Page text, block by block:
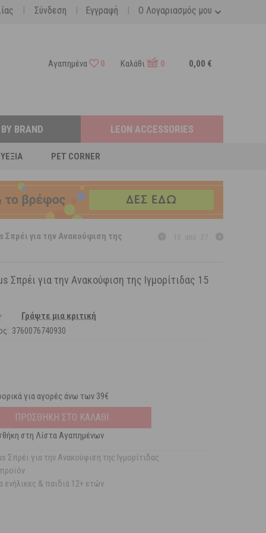
Ο Λογαριασμός μου
| Σύνδεση | Εγγραφή |
Αγαπημένα 0 Καλάθι 0 0,00 €
PET CORNER
BRAND LEON ACCESSORIES
Σπρέι για την Ανακούφιση της
Σπρέι για την Ανακούφιση της Ιγμορίτιδας 15
Γράψτε μια κριτική
3760076740930
για αγορές άνω των 39€
ΠΡΟΣΘΗΚΗ ΣΤΟ ΚΑΛΑΘΙ
στη Λίστα Αγαπημένων
Σπρέι για την Ανακούφιση της Ιγμορίτιδας
ενήλικες & παιδιά 12+ ετών